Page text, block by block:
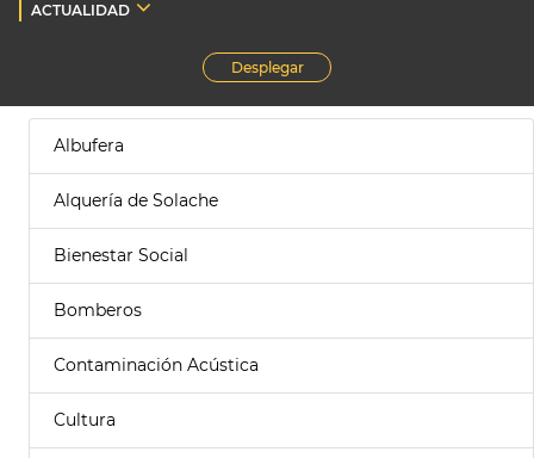
ACTUALIDAD
Desplegar
Albufera
Alquería de Solache
Bienestar Social
Bomberos
Contaminación Acústica
Cultura